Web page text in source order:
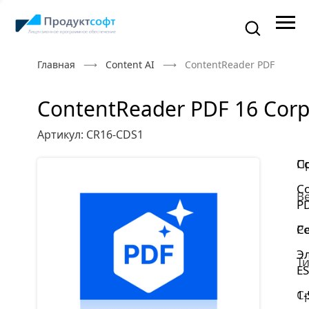
Главная Content AI ContentReader PDF 16
ContentReader PDF 16
Артикул: CR16-CDS1